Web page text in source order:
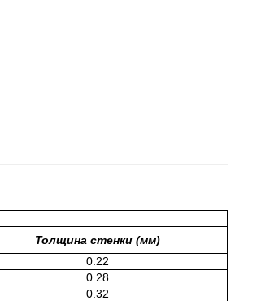
Толщина стенки (мм)
0.22
0.28
0.32